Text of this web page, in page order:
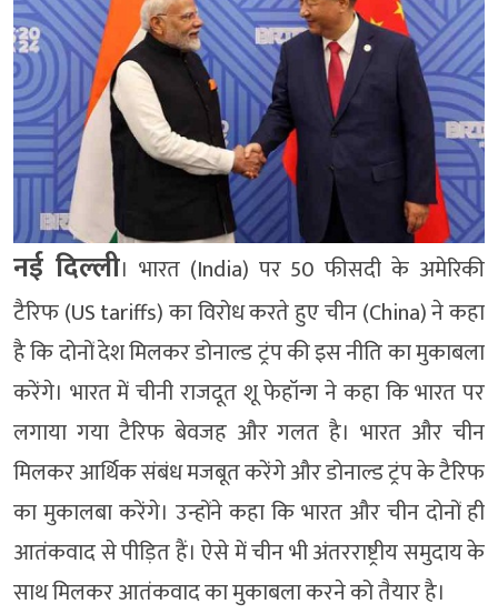
नई दिल्‍ली। भारत (India) पर 50 फीसदी के अमेरिकी
टैरिफ (US tariffs) का विरोध करते हुए चीन (China) ने कहा
है कि दोनों देश मिलकर डोनाल्ड ट्रंप की इस नीति का मुकाबला
करेंगे। भारत में चीनी राजदूत शू फेहॉन्ग ने कहा कि भारत पर
लगाया गया टैरिफ बेवजह और गलत है। भारत और चीन
मिलकर आर्थिक संबंध मजबूत करेंगे और डोनाल्ड ट्रंप के टैरिफ
का मुकालबा करेंगे। उन्होंने कहा कि भारत और चीन दोनों ही
आतंकवाद से पीड़ित हैं। ऐसे में चीन भी अंतरराष्ट्रीय समुदाय के
साथ मिलकर आतंकवाद का मुकाबला करने को तैयार है।